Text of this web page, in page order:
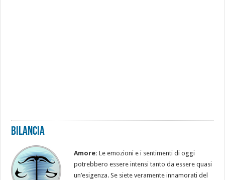
Bilancia
Amore: Le emozioni e i sentimenti di oggi
potrebbero essere intensi tanto da essere quasi
un’esigenza. Se siete veramente innamorati del